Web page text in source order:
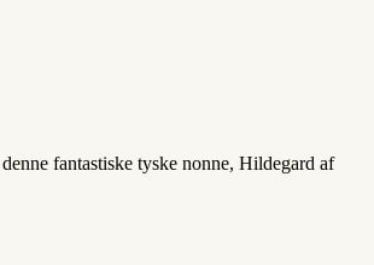
fantastiske tyske nonne, Hildegard af